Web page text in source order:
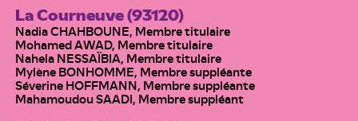
La Courneuve (93120)
Nadia CHAHBOUNE, Membre titulaire
Mohamed AWAD, Membre titulaire
Nahela NESSAÏBIA, Membre titulaire
Mylène BONHOMME, Membre suppléante
Séverine HOFFMANN, Membre suppléante
Mahamoudou SAADI, Membre suppléant